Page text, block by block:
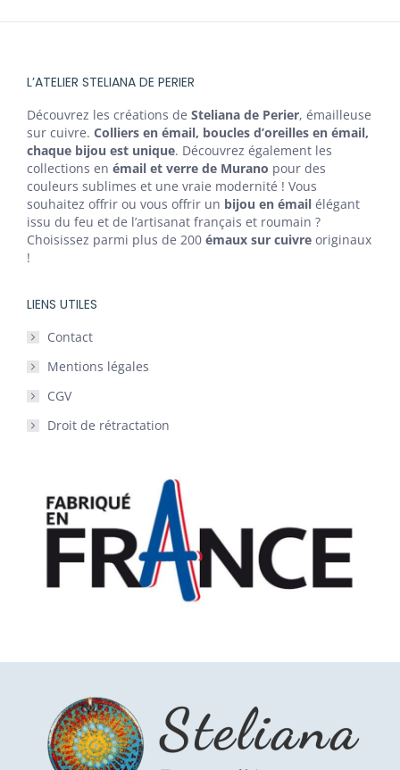
L’ATELIER STELIANA DE PERIER
Découvrez les créations de Steliana de Perier, émailleuse
sur cuivre. Colliers en émail, boucles d’oreilles en émail,
chaque bijou est unique. Découvrez également les
collections en émail et verre de Murano pour des
couleurs sublimes et une vraie modernité ! Vous
souhaitez offrir ou vous offrir un bijou en émail élégant
issu du feu et de l’artisanat français et roumain ?
Choisissez parmi plus de 200 émaux sur cuivre originaux
!
LIENS UTILES
Contact
Mentions légales
CGV
Droit de rétractation